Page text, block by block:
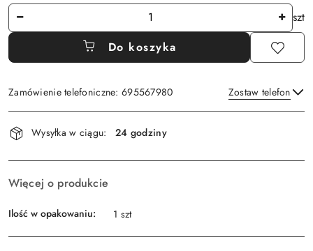
Ilość
szt
Do koszyka
Zamówienie telefoniczne: 695567980 Zostaw telefon
Dostępność
i
dostawa
Wysyłka w ciągu: 24 godziny
Więcej o produkcie
Ilość w opakowaniu: 1 szt